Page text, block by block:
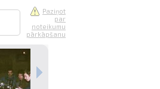
Paziņot
par
noteikumu
pārkāpšanu